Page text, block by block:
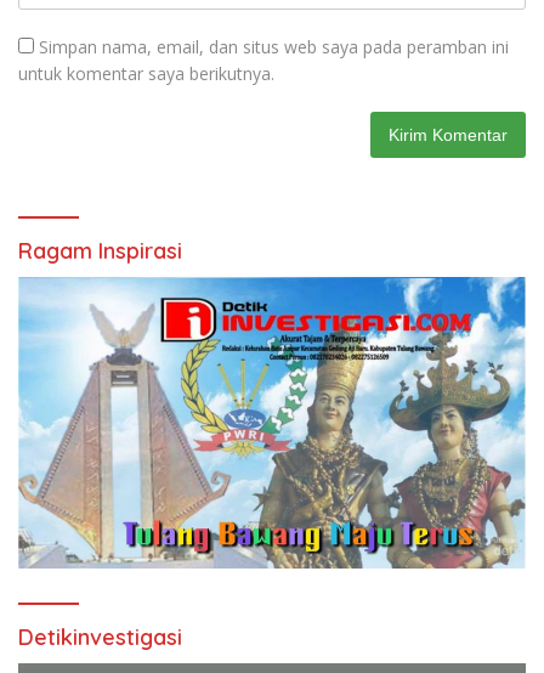
Simpan nama, email, dan situs web saya pada peramban ini
untuk komentar saya berikutnya.
Ragam Inspirasi
Detikinvestigasi